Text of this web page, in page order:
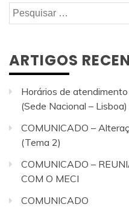
Pesquisar
por:
ARTIGOS
Horários de
(Sede Nacional – Lisboa)
COMUNICADO –
(Tema 2)
COMUNICADO –
COM O MECI
COMUNICADO